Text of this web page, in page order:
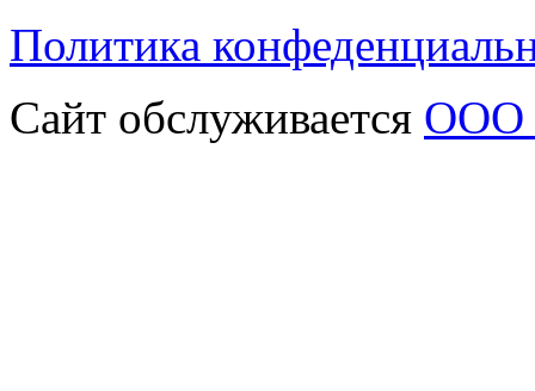
Политика
Сайт обслуживается ООО